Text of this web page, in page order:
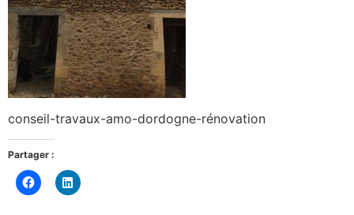
conseil-travaux-amo-dordogne-rénovation
Partager :
Cliquez
pour
Cliquez
pour